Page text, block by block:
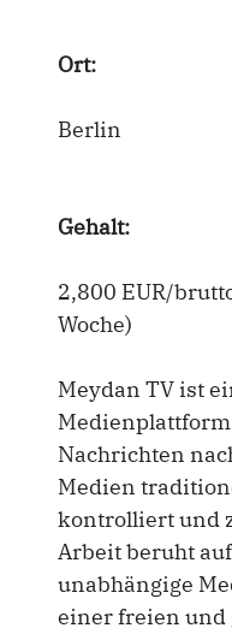
Ort:
Berlin
Gehalt:
2,800 EUR/
Woche)
Meydan TV ist
Nachrichten
Medien
kontrolliert und
Arbeit beruht
unabhängige
einer freien und